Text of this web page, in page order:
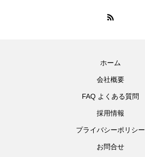
ホーム
会社概要
FAQ よくある質問
採用情報
プライバシーポリシー
お問合せ